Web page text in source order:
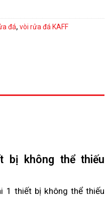
đá, vòi rửa đá KAFF
bị không thể thiếu
1 thiết bị không thể thiếu